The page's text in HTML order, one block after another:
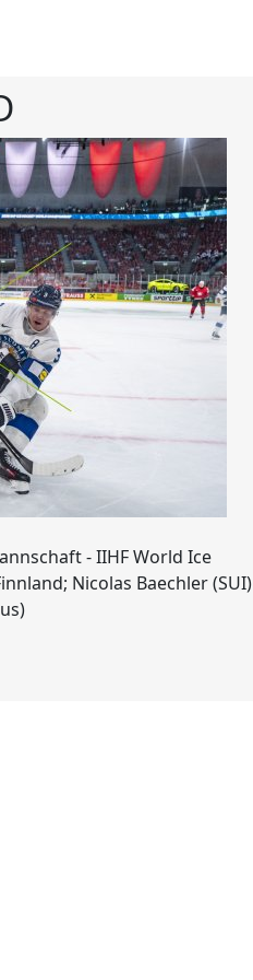
- IIHF World Ice
Nicolas Baechler (SUI)